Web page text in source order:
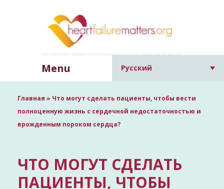
Menu Русский
Главная » Что могут сделать пациенты, чтобы вести
полноценную жизнь с сердечной недостаточностью и
врожденным пороком сердца?
ЧТО МОГУТ СДЕЛАТЬ
ПАЦИЕНТЫ, ЧТОБЫ